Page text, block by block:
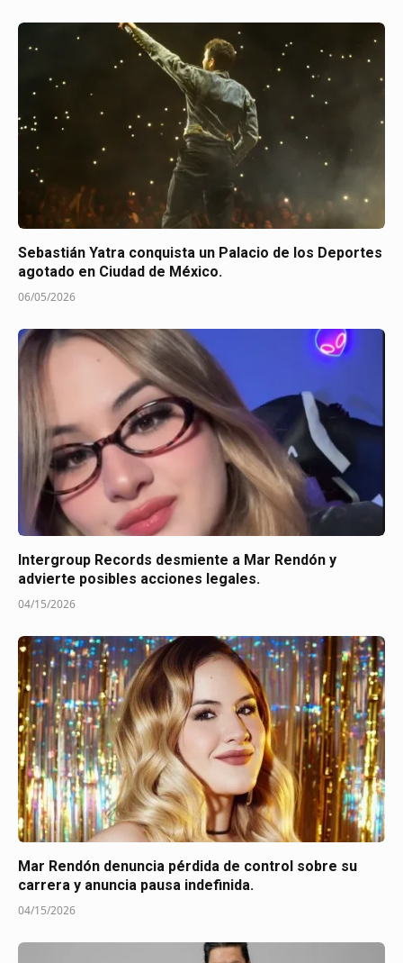
Sebastián Yatra conquista un Palacio de los Deportes
agotado en Ciudad de México.
06/05/2026
Intergroup Records desmiente a Mar Rendón y
advierte posibles acciones legales.
04/15/2026
Mar Rendón denuncia pérdida de control sobre su
carrera y anuncia pausa indefinida.
04/15/2026